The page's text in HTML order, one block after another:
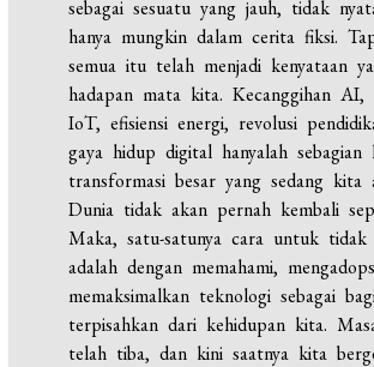
sebagai sesuatu yang jauh, tidak
hanya mungkin dalam cerita fiksi.
semua itu telah menjadi kenyataan
hadapan mata kita. Kecanggihan AI,
IoT, efisiensi energi, revolusi
gaya hidup digital hanyalah sebagian
transformasi besar yang sedang kita
Dunia tidak akan pernah kembali
Maka, satu-satunya cara untuk
adalah dengan memahami,
memaksimalkan teknologi sebagai
terpisahkan dari kehidupan kita.
telah tiba, dan kini saatnya kita